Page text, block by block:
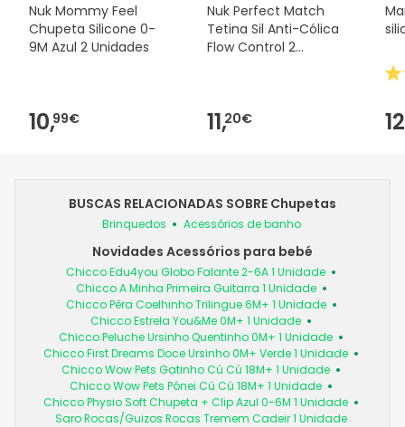
Nuk Mommy Feel
Chupeta Silicone 0-
9M Azul 2 Unidades
10,99€
Nuk Perfect Match
Tetina Sil Anti-Cólica
Flow Control 2
11,20€
BUSCAS RELACIONADAS SOBRE Chupetas
Brinquedos Acessórios de banho
Novidades Acessórios para bebé
Chicco Edu4you Globo Falante 2-6A 1 Unidade
Chicco A Minha Primeira Guitarra 1 Unidade
Chicco Pêra Coelhinho Trilingue 6M+ 1 Unidade
Chicco Estrela You&Me 0M+ 1 Unidade
Chicco Peluche Ursinho Quentinho 0M+ 1 Unidade
Chicco First Dreams Doce Ursinho 0M+ Verde 1 Unidade
Chicco Wow Pets Gatinho Cú Cú 18M+ 1 Unidade
Chicco Wow Pets Pónei Cú Cú 18M+ 1 Unidade
Chicco Physio Soft Chupeta + Clip Azul 0-6M 1 Unidade
Saro Rocas/Guizos Rocas Tremem Cadeir 1 Unidade